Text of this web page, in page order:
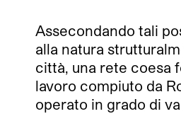
Assecondando tali
alla natura
città, una rete coesa
lavoro compiuto da
operato in grado di